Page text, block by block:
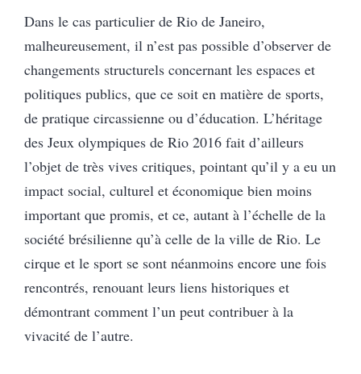
Dans le cas particulier de Rio de Janeiro,
malheureusement, il n’est pas possible d’observer de
changements structurels concernant les espaces et
politiques publics, que ce soit en matière de sports,
de pratique circassienne ou d’éducation. L’héritage
des Jeux olympiques de Rio 2016 fait d’ailleurs
l’objet de très vives critiques, pointant qu’il y a eu un
impact social, culturel et économique bien moins
important que promis, et ce, autant à l’échelle de la
société brésilienne qu’à celle de la ville de Rio. Le
cirque et le sport se sont néanmoins encore une fois
rencontrés, renouant leurs liens historiques et
démontrant comment l’un peut contribuer à la
vivacité de l’autre.